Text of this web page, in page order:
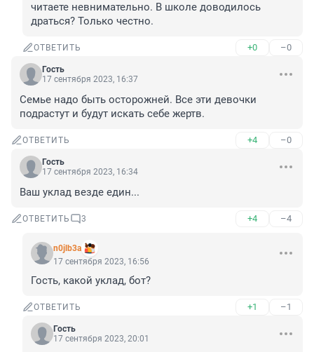
читаете невнимательно. В школе доводилось
драться? Только честно.
ОТВЕТИТЬ +0 –0
Гость
17 сентября 2023, 16:37
Семье надо быть осторожней. Все эти девочки
подрастут и будут искать себе жертв.
ОТВЕТИТЬ +4 –0
Гость
17 сентября 2023, 16:34
Ваш уклад везде един...
ОТВЕТИТЬ 3 +4 –4
n0jlb3a
17 сентября 2023, 16:56
Гость, какой уклад, бот?
ОТВЕТИТЬ +1 –1
Гость
17 сентября 2023, 20:01